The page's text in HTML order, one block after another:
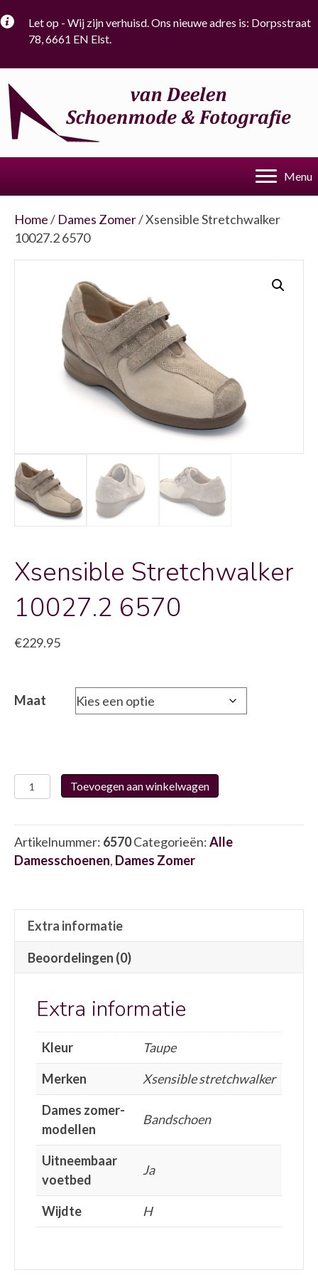
Let op - Wij zijn verhuisd. Ons nieuwe adres is: Dorpsstraat
78, 6661 EN Elst.
Menu
Home/ Dames Zomer/ Xsensible Stretchwalker
10027.2 6570
Xsensible Stretchwalker
10027.2 6570
€229.95
Maat
Xsensible
Stretchwalker
6570
aantal
Toevoegen aan winkelwagen
Artikelnummer: 6570Categorieën:Alle
Damesschoenen, Dames Zomer
Extra informatie
Beoordelingen (0)
Extra informatie
Kleur
Taupe
Merken
Xsensible stretchwalker
Dames zomer-
modellen
Bandschoen
Uitneembaar
voetbed
Ja
Wijdte H